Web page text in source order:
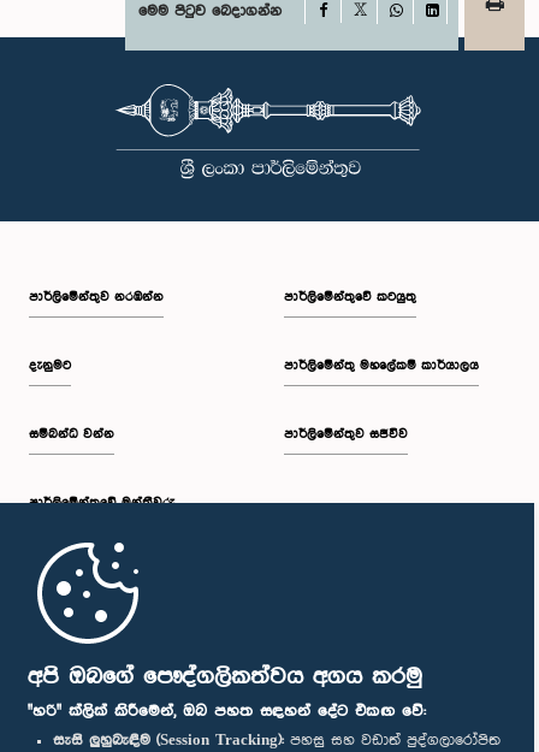
අපි ඔබගේ පෞද්ගලිකත්වය අගය කරමු
"හරි" ක්ලික් කිරීමෙන්, ඔබ පහත සඳහන් දේට එකඟ වේ:
සැසි ලුහුබැඳීම (Session Tracking): පහසු සහ වඩාත් පුද්ගලාරෝපිත
මෙම පිටුව බෙදාගන්න Facebook
WhatsAppLinkedIn
පාර්ලි‌මේන්තුව නරඹන්න
දැනුමට
සම්බන්ධ වන්න
පාර්ලි‌මේන්තුවේ මන්ත්‍රීවරු
මුල් පිටුව
පාර්ලිමේන්තුවේ කටයුතු
පාර්ලිමේන්තු මහලේකම් කාර්යාලය
පාර්ලිමේන්තුව සජීවීව
පාර්ලිමේන්තු ජංගම යෙදුම